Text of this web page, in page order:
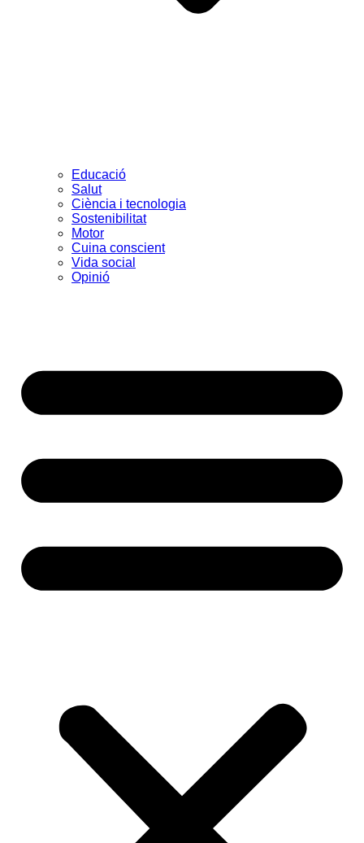
Educació
Salut
Ciència i tecnologia
Sostenibilitat
Motor
Cuina conscient
Vida social
Opinió